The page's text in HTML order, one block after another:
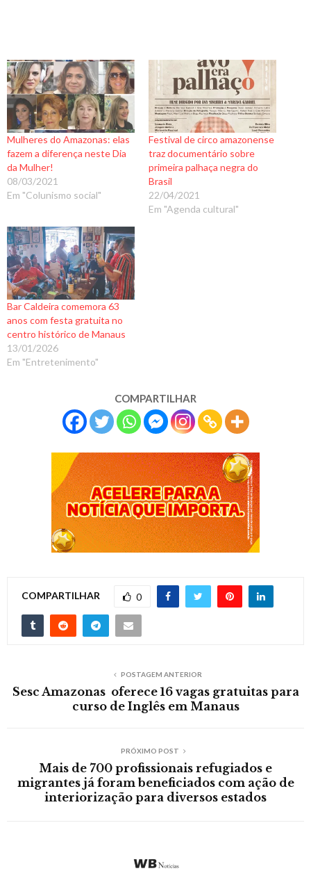
Mulheres do Amazonas: elas
fazem a diferença neste Dia
da Mulher!
08/03/2021
Em "Colunismo social"
Festival de circo amazonense
traz documentário sobre
primeira palhaça negra do
Brasil
22/04/2021
Em "Agenda cultural"
Bar Caldeira comemora 63
anos com festa gratuita no
centro histórico de Manaus
13/01/2026
Em "Entretenimento"
COMPARTILHAR
COMPARTILHAR 0
POSTAGEM ANTERIOR
Sesc Amazonas oferece 16 vagas gratuitas para
curso de Inglês em Manaus
PRÓXIMO POST
Mais de 700 profissionais refugiados e
migrantes já foram beneficiados com ação de
interiorização para diversos estados